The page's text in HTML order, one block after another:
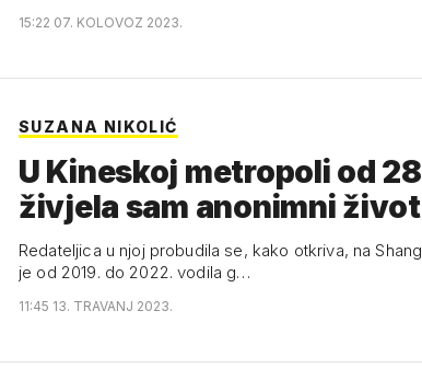
15:22 07. KOLOVOZ 2023.
SUZANA NIKOLIĆ
U Kineskoj metropoli od
živjela sam anonimni život
Redateljica u njoj probudila se, kako otkriva, na
je od 2019. do 2022. vodila g…
11:45 13. TRAVANJ 2023.